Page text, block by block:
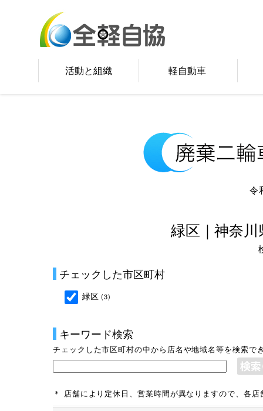
活動と組織 軽自動車
令
緑区｜神奈
チェックした市区町村
緑区 (3)
キーワード検索
チェックした市区町村の中から店名や地域名等を検索で
＊ 店舗により定休日、営業時間が異なりますので、各